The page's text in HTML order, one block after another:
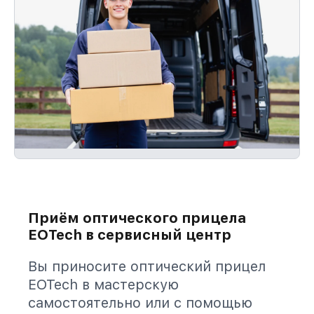
Приём оптического прицела
EOTech в сервисный центр
Вы приносите оптический прицел
EOTech в мастерскую
самостоятельно или с помощью